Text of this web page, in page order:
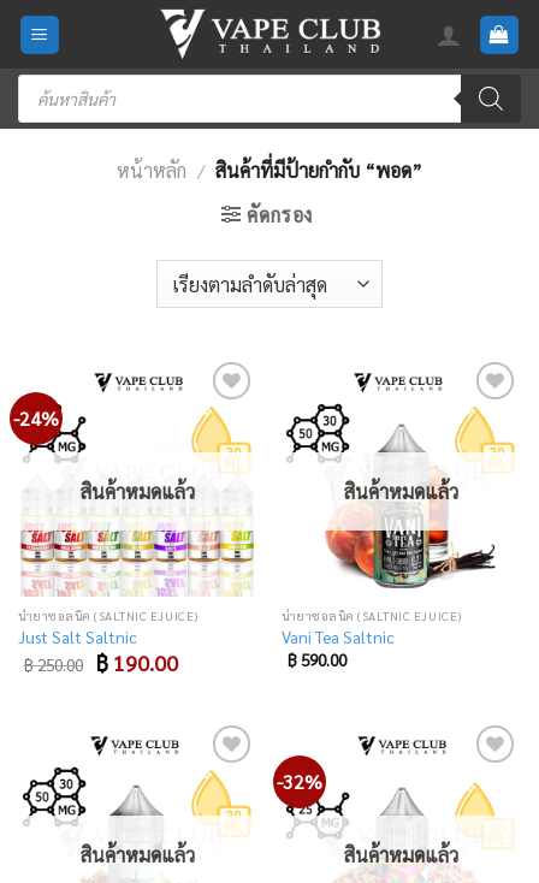
Skip
content
Products
search
หน้าหลัก / สินค้าที่มีป้ายกำกับ “พอด”
คัดกรอง
-24%
Add
to
wishlist
สินค้าหมดแล้ว
น้ำยาซอลนิค (SALTNIC EJUICE)
Just Salt Saltnic
฿250.00 Original
price
฿ 190.00Current
price
Add
to
wishlist
สินค้าหมดแล้ว
น้ำยาซอลนิค (SALTNIC EJUICE)
Vani Tea Saltnic
฿590.00
Add
to
wishlist
สินค้าหมดแล้ว
-32%
to
wishlist
สินค้าหมดแล้ว